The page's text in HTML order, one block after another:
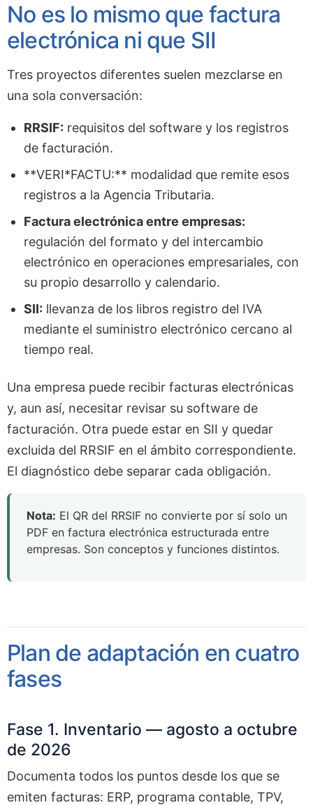
No es lo mismo que factura
electrónica ni que SII
Tres proyectos diferentes suelen mezclarse en
una sola conversación:
RRSIF: requisitos del software y los registros
de facturación.
**VERI*FACTU:** modalidad que remite esos
registros a la Agencia Tributaria.
Factura electrónica entre empresas:
regulación del formato y del intercambio
electrónico en operaciones empresariales, con
su propio desarrollo y calendario.
SII: llevanza de los libros registro del IVA
mediante el suministro electrónico cercano al
tiempo real.
Una empresa puede recibir facturas electrónicas
y, aun así, necesitar revisar su software de
facturación. Otra puede estar en SII y quedar
excluida del RRSIF en el ámbito correspondiente.
El diagnóstico debe separar cada obligación.
Nota: El QR del RRSIF no convierte por sí solo un
PDF en factura electrónica estructurada entre
empresas. Son conceptos y funciones distintos.
Plan de adaptación en cuatro
fases
Fase 1. Inventario — agosto a octubre
de 2026
Documenta todos los puntos desde los que se
emiten facturas: ERP, programa contable, TPV,